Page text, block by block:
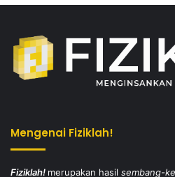
Mengenai Fiziklah!
Fiziklah! merupakan hasil sembang-